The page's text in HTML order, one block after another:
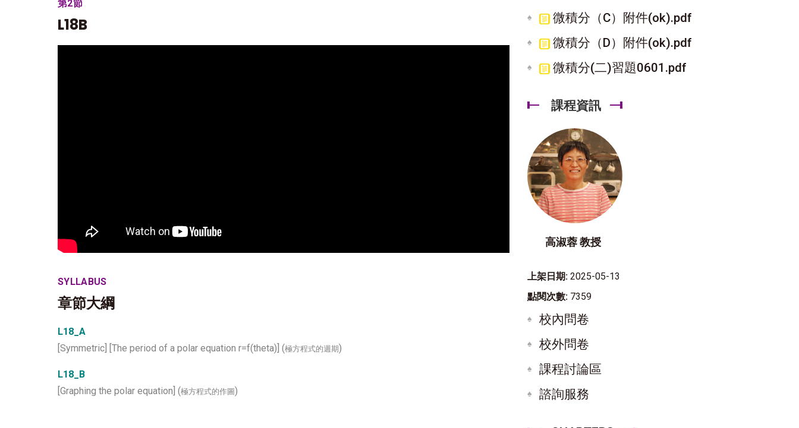
第2節
L18B
SYLLABUS
章節大綱
L18_A
[Symmetric] [The period of a polar equation r=f(theta)] (極方程式的週期)
L18_B
[Graphing the polar equation] (極方程式的作圖)
微積分（C）附件(ok).pdf
微積分（D）附件(ok).pdf
微積分(二)習題0601.pdf
課程資訊
高淑蓉 教授
上架日期: 2025-05-13
點閱次數: 7359
校內問卷
校外問卷
課程討論區
諮詢服務